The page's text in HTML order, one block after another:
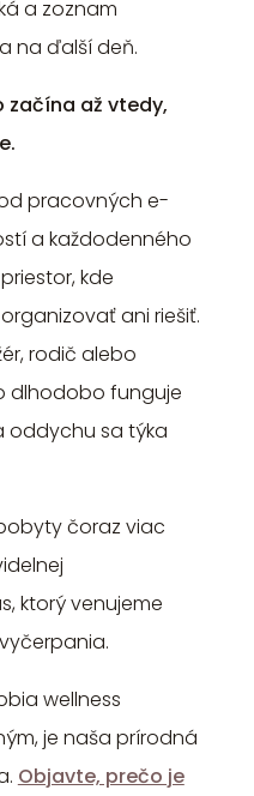
a zoznam
na ďalší deň.
až vtedy,
pracovných e-
a každodenného
kde
ani riešiť.
rodič alebo
dlhodobo funguje
oddychu sa týka
čoraz viac
ktorý venujeme
wellness
je naša prírodná
Objavte, prečo je